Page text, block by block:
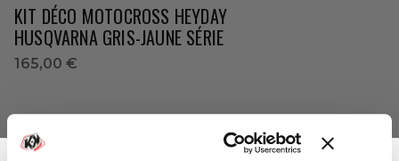
KIT DÉCO MOTOCROSS HEYDAY
HUSQVARNA GRIS-JAUNE SÉRIE
165,00 €